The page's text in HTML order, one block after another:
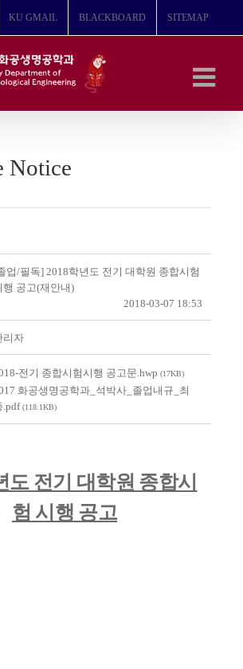
KU GMAIL BLACKBOARD SITEMAP
Notice
업/필독] 2018학년도 전기 대학원 종합시험
행 공고(재안내)
2018-03-07 18:53
리자
전기 종합시험시행 공고문.hwp (17KB)
화공생명공학과_석박사_졸업내규_최
.pdf(118.1KB)
도 전기 대학원 종합시
험 시행 공고